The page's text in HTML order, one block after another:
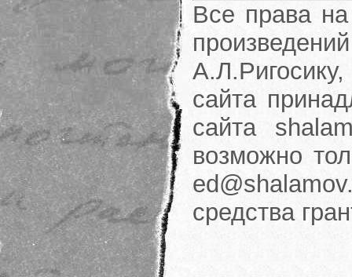
Все права на
сайта
сайта
возможно
средства